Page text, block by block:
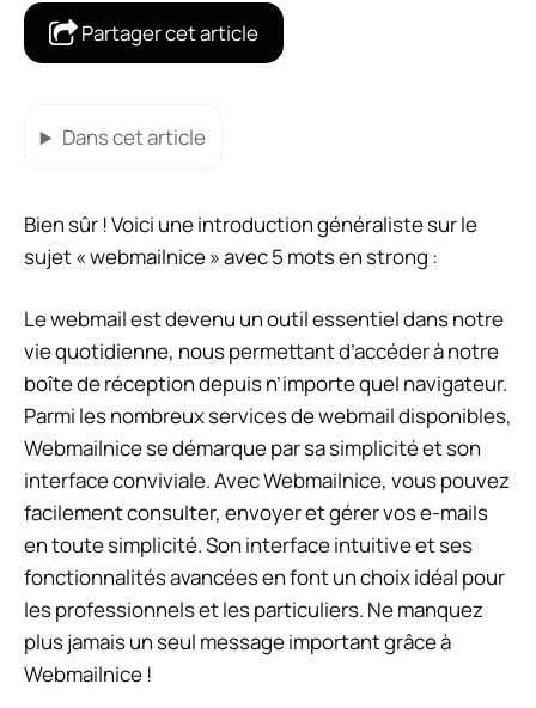
Partager cet article
Dans cet article
Bien sûr ! Voici une introduction généraliste sur le
sujet « webmailnice » avec 5 mots en strong :
Le webmail est devenu un outil essentiel dans notre
vie quotidienne, nous permettant d’accéder à notre
boîte de réception depuis n’importe quel navigateur.
Parmi les nombreux services de webmail disponibles,
Webmailnice se démarque par sa simplicité et son
interface conviviale. Avec Webmailnice, vous pouvez
facilement consulter, envoyer et gérer vos e-mails
en toute simplicité. Son interface intuitive et ses
fonctionnalités avancées en font un choix idéal pour
les professionnels et les particuliers. Ne manquez
plus jamais un seul message important grâce à
Webmailnice !